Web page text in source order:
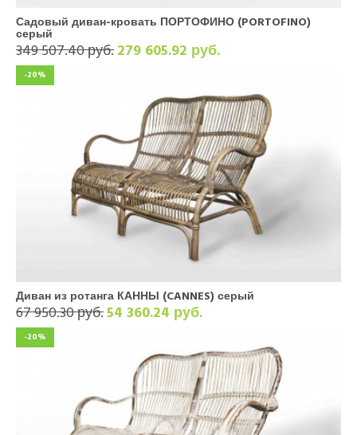
Садовый диван-кровать ПОРТОФИНО (PORTOFINO)
серый
349 507.40 руб.279 605.92 руб.
-20%
Диван из ротанга КАННЫ (CANNES) серый
67 950.30 руб.54 360.24 руб.
-20%